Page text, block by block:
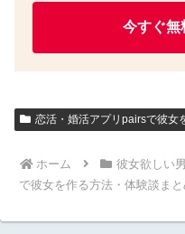
今すぐ無
恋活・婚活アプリpairsで彼女
ホーム 彼女欲しい
で彼女を作る方法・体験談まと